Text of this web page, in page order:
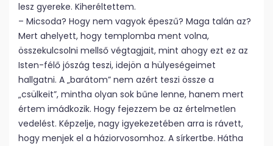
lesz gyereke. Kiheréltettem.
– Micsoda? Hogy nem vagyok épeszű? Maga talán az?
Mert ahelyett, hogy templomba ment volna,
összekulcsolni mellső végtagjait, mint ahogy ezt ez az
Isten-félő jószág teszi, idejön a hülyeségeimet
hallgatni. A „barátom” nem azért teszi össze a
„csülkeit”, mintha olyan sok bűne lenne, hanem mert
értem imádkozik. Hogy fejezzem be az értelmetlen
vedelést. Képzelje, nagy igyekezetében arra is rávett,
hogy menjek el a háziorvosomhoz. A sírkertbe. Hátha